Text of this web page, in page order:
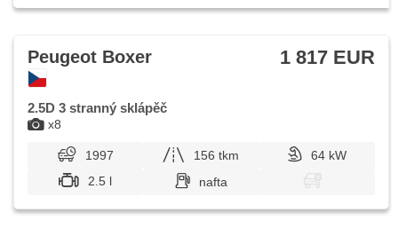
x8
Peugeot Boxer 1 817 EUR
2.5D 3 stranný sklápěč
1997 156 tkm
64 kW
2.5 l
nafta